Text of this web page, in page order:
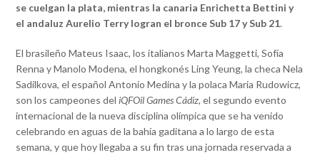
se cuelgan la plata, mientras la canaria Enrichetta Bettini y
el andaluz Aurelio Terry logran el bronce Sub 17 y Sub 21.
El brasileño Mateus Isaac, los italianos Marta Maggetti, Sofía
Renna y Manolo Modena, el hongkonés Ling Yeung, la checa Nela
Sadilkova, el español Antonio Medina y la polaca Maria Rudowicz,
son los campeones deliQFOil Games Cádiz,el segundo evento
internacional de la nueva disciplina olímpica que se ha venido
celebrando en aguas de la bahía gaditana a lo largo de esta
semana, y que hoy llegaba a su fin tras una jornada reservada a